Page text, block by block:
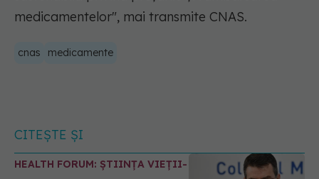
medicamentelor", mai transmite CNAS.
cnas medicamente
CITEȘTE ȘI
HEALTH FORUM: ȘTIINȚA VIEȚII-